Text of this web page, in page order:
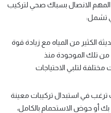
المهم الانصال بسباك صحي لتركيب
تشمل:
الكثير من المياه مع زيادة قوة
من تلك الموجودة منذ
مختلفة لتلبي الاحتياجات
في استبدال تركيبات معينة
أو حوض الاستحمام بالكامل،